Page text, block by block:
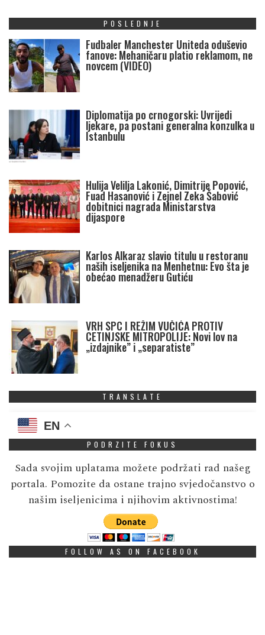
POSLEDNJE
Fudbaler Manchester Uniteda oduševio
fanove: Mehaničaru platio reklamom, ne
novcem (VIDEO)
Diplomatija po crnogorski: Uvrijedi
ljekare, pa postani generalna konzulka u
Istanbulu
Hulija Velilja Lakonić, Dimitrije Popović,
Fuad Hasanović i Zejnel Zeka Šabović
dobitnici nagrada Ministarstva
dijaspore
Karlos Alkaraz slavio titulu u restoranu
naših iseljenika na Menhetnu: Evo šta je
obećao menadžeru Gutiću
VRH SPC I REŽIM VUČIĆA PROTIV
CETINJSKE MITROPOLIJE: Novi lov na
„izdajnike” i „separatiste”
TRANSLATE
EN
PODRZITE FOKUS
Sada svojim uplatama možete podržati rad našeg
portala. Pomozite da ostane trajno svjedočanstvo o
našim iseljenicima i njihovim aktivnostima!
FOLLOW AS ON FACEBOOK